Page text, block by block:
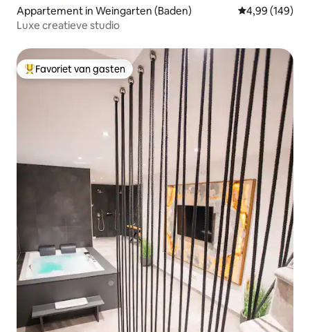
Appartement in Weingarten (Baden) Gemiddelde
4,99 (149)
Luxe creatieve studio
Topfavoriet van gasten
Favoriet van gasten